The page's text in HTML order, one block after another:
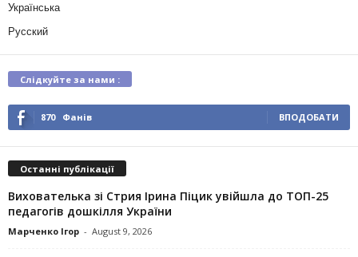
Українська
Русский
Слідкуйте за нами :
870 Фанів ВПОДОБАТИ
Останні публікації
Вихователька зі Стрия Ірина Піцик увійшла до ТОП-25
педагогів дошкілля України
Марченко Ігор - August 9, 2026